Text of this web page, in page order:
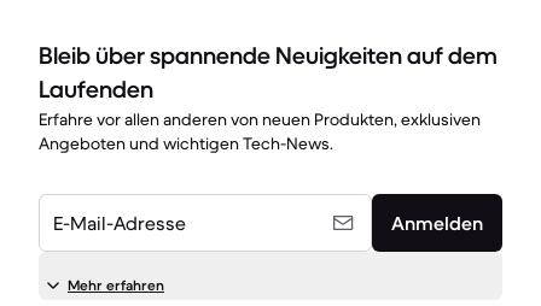
Bleib über spannende Neuigkeiten auf dem
Laufenden
Erfahre vor allen anderen von neuen Produkten, exklusiven
Angeboten und wichtigen Tech-News.
E-Mail-Adresse Anmelden
Mehr erfahren